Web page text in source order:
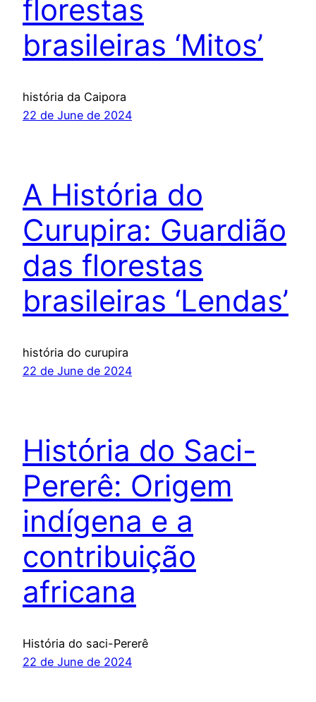
florestas
brasileiras ‘Mitos’
história da Caipora
22 de June de 2024
A História do
Curupira: Guardião
das florestas
brasileiras ‘Lendas’
história do curupira
22 de June de 2024
História do Saci-
Pererê: Origem
indígena e a
contribuição
africana
História do saci-Pererê
22 de June de 2024